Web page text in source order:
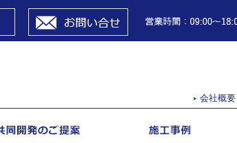
会社概要
資料請求 お問い合せ
共同開発のご提案